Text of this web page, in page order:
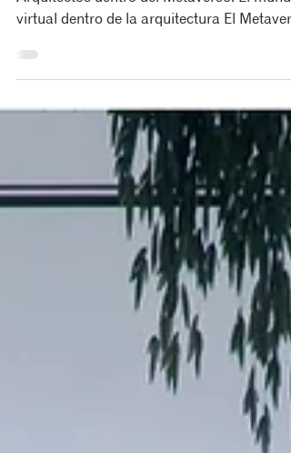
Integración de la Arquitectura dentro del
Metaverso
El mundo virtual dentro de la arquitectura.
Arquitectos dentro del Metaverso. El mundo